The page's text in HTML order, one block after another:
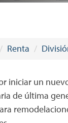
Renta
iniciar un
de última